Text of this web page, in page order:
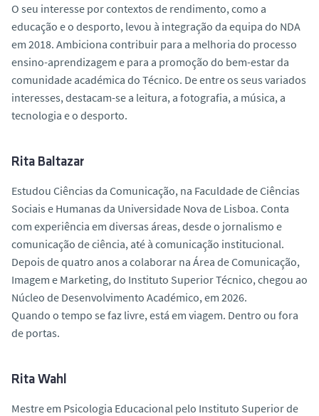
O seu interesse por contextos de rendimento, como a
educação e o desporto, levou à integração da equipa do NDA
em 2018. Ambiciona contribuir para a melhoria do processo
ensino-aprendizagem e para a promoção do bem-estar da
comunidade académica do Técnico. De entre os seus variados
interesses, destacam-se a leitura, a fotografia, a música, a
tecnologia e o desporto.
Rita Baltazar
Estudou Ciências da Comunicação, na Faculdade de Ciências
Sociais e Humanas da Universidade Nova de Lisboa. Conta
com experiência em diversas áreas, desde o jornalismo e
comunicação de ciência, até à comunicação institucional.
Depois de quatro anos a colaborar na Área de Comunicação,
Imagem e Marketing, do Instituto Superior Técnico, chegou ao
Núcleo de Desenvolvimento Académico, em 2026.
Quando o tempo se faz livre, está em viagem. Dentro ou fora
de portas.
Rita Wahl
Mestre em Psicologia Educacional pelo Instituto Superior de